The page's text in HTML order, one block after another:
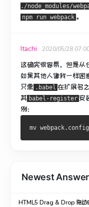
./node_modules/
npm run webpack 。
Itachi 2020/05/28
这确实很容易，但是从
如果其他人像我一样困
只需 .babel 在扩展名
其 babel-register 安
例：
Newest Answer
HTML5 Drag & Drop 拖动